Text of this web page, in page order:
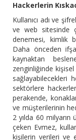
Hackerlerin
Kullanıcı adı ve
ve web sitesinde
denemesi, kimlik
Daha önceden
kaynaktan
zenginliğinde
sağlayabilecekleri
sektörlere
perakende,
ve müşterilerinin
2 yılda 60 milyarın
çeken Evmez,
kişilerin verileri ve